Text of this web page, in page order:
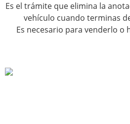
Es el trámite que elimina la
vehículo cuando terminas
Es necesario para venderlo o